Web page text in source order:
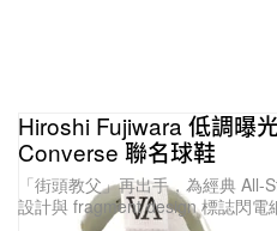
Hiroshi Fujiwara 低調曝
Converse 聯名球鞋
「街頭教父」再出手，為經典
設計與 fragment design 標誌閃電